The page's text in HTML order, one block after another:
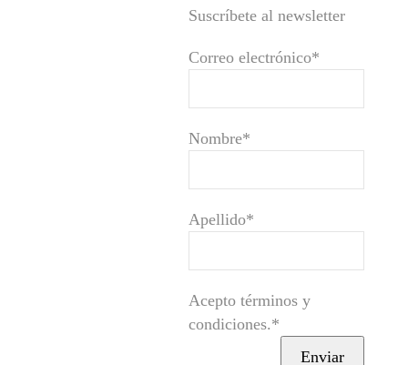
Suscríbete al newsletter
Correo electrónico*
Nombre*
Apellido*
Acepto términos y
condiciones.*